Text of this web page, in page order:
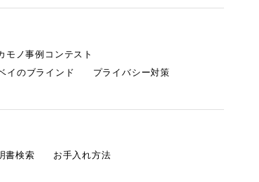
モノ事例コンテスト
イのブラインド
プライバシー対策
書検索
お手入れ方法